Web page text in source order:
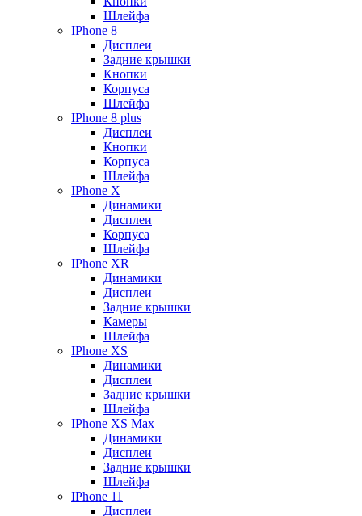
Шлейфа
IPhone 8
Дисплеи
Задние крышки
Кнопки
Корпуса
Шлейфа
IPhone 8 plus
Дисплеи
Кнопки
Корпуса
Шлейфа
IPhone X
Динамики
Дисплеи
Корпуса
Шлейфа
IPhone XR
Динамики
Дисплеи
Задние крышки
Камеры
Шлейфа
IPhone XS
Динамики
Дисплеи
Задние крышки
Шлейфа
IPhone XS Max
Динамики
Дисплеи
Задние крышки
Шлейфа
IPhone 11
Дисплеи